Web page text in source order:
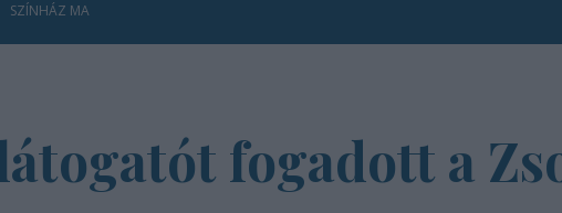
SZÍNHÁZ MA
fogadott a